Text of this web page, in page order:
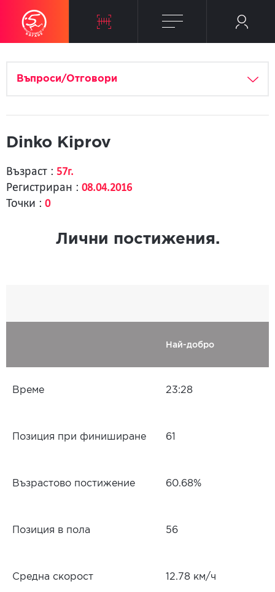
Въпроси/Отговори
Dinko Kiprov
Възраст : 57г.
Регистриран : 08.04.2016
Точки : 0
Лични постижения.
Най-добро
Време 23:28
Позиция при финиширане 61
Възрастово постижение 60.68%
Позиция в пола 56
Средна скорост 12.78 км/ч